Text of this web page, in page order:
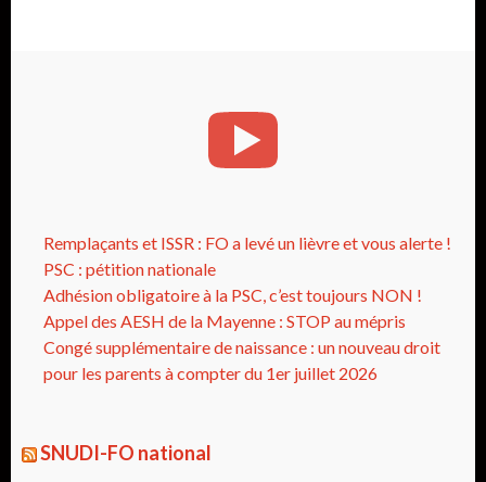
Remplaçants et ISSR : FO a levé un lièvre et vous alerte !
PSC : pétition nationale
Adhésion obligatoire à la PSC, c’est toujours NON !
Appel des AESH de la Mayenne : STOP au mépris
Congé supplémentaire de naissance : un nouveau droit
pour les parents à compter du 1er juillet 2026
SNUDI-FO national